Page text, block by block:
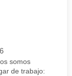
somos
de trabajo: